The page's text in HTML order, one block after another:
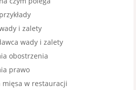
i zalety
wady i zalety
obostrzenia
prawo
w restauracji